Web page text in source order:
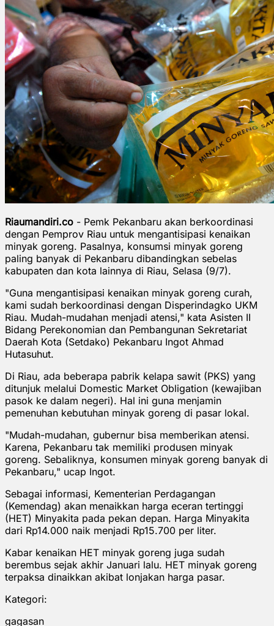
Riaumandiri.co - Pemk Pekanbaru akan berkoordinasi
dengan Pemprov Riau untuk mengantisipasi kenaikan
minyak goreng. Pasalnya, konsumsi minyak goreng
paling banyak di Pekanbaru dibandingkan sebelas
kabupaten dan kota lainnya di Riau, Selasa (9/7).
"Guna mengantisipasi kenaikan minyak goreng curah,
kami sudah berkoordinasi dengan Disperindagko UKM
Riau. Mudah-mudahan menjadi atensi," kata Asisten II
Bidang Perekonomian dan Pembangunan Sekretariat
Daerah Kota (Setdako) Pekanbaru Ingot Ahmad
Hutasuhut.
Di Riau, ada beberapa pabrik kelapa sawit (PKS) yang
ditunjuk melalui Domestic Market Obligation (kewajiban
pasok ke dalam negeri). Hal ini guna menjamin
pemenuhan kebutuhan minyak goreng di pasar lokal.
"Mudah-mudahan, gubernur bisa memberikan atensi.
Karena, Pekanbaru tak memiliki produsen minyak
goreng. Sebaliknya, konsumen minyak goreng banyak di
Pekanbaru," ucap Ingot.
Sebagai informasi, Kementerian Perdagangan
(Kemendag) akan menaikkan harga eceran tertinggi
(HET) Minyakita pada pekan depan. Harga Minyakita
dari Rp14.000 naik menjadi Rp15.700 per liter.
Kabar kenaikan HET minyak goreng juga sudah
berembus sejak akhir Januari lalu. HET minyak goreng
terpaksa dinaikkan akibat lonjakan harga pasar.
Kategori:
gagasan